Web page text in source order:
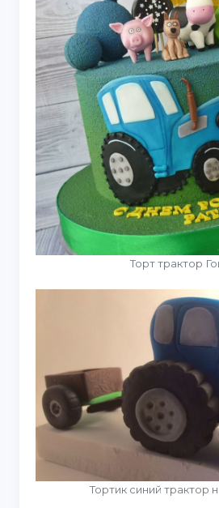
Торт трактор
Тортик синий трактор